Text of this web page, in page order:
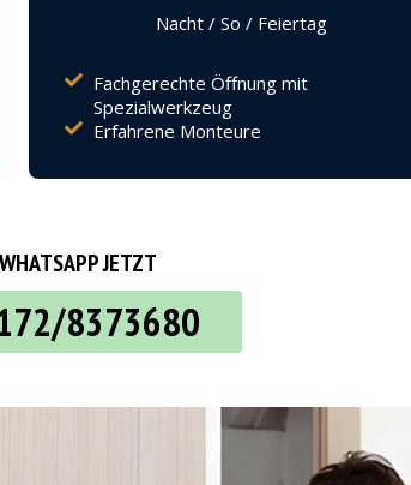
Nacht / So / Feiertag
Fachgerechte Öffnung mit
Spezialwerkzeug
Erfahrene Monteure
WHATSAPP JETZT
8373680